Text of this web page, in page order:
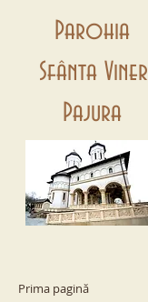
Parohia
Sfânta
Pajura
Prima pagină